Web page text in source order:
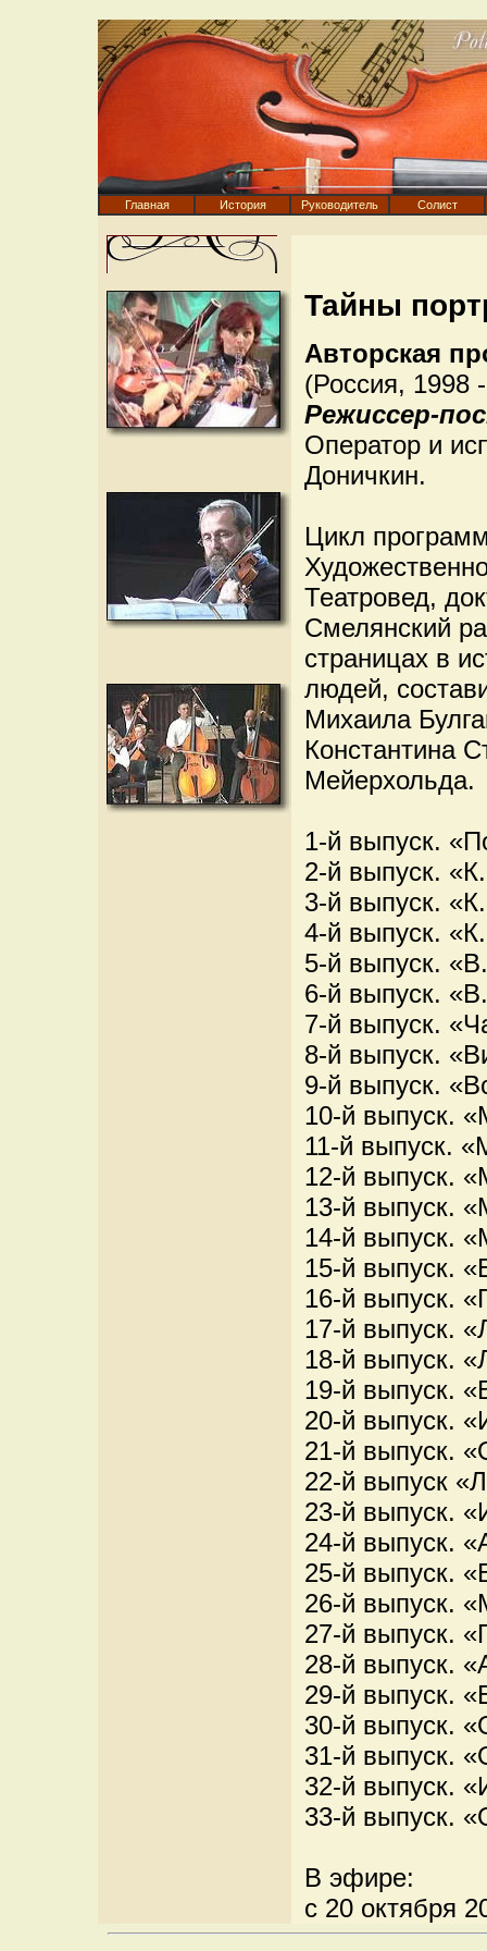
Главная История Руководитель Солист
Тайны
Авторская
(Россия, 1998
Режиссер-
Оператор и
Доничкин.
Цикл
Театровед,
Смелянский
страницах в
людей,
Михаила
Константина
Мейерхольда.
1-й выпуск.
2-й выпуск.
3-й выпуск.
4-й выпуск.
5-й выпуск.
6-й выпуск.
7-й выпуск.
8-й выпуск.
9-й выпуск.
10-й выпуск.
11-й выпуск.
12-й выпуск.
13-й выпуск.
14-й выпуск.
15-й выпуск.
16-й выпуск.
17-й выпуск.
18-й выпуск.
19-й выпуск.
20-й выпуск.
21-й выпуск.
22-й выпуск
23-й выпуск.
24-й выпуск.
25-й выпуск.
26-й выпуск.
27-й выпуск.
28-й выпуск.
29-й выпуск.
30-й выпуск.
31-й выпуск.
32-й выпуск.
33-й выпуск.
В эфире:
с 20 октября